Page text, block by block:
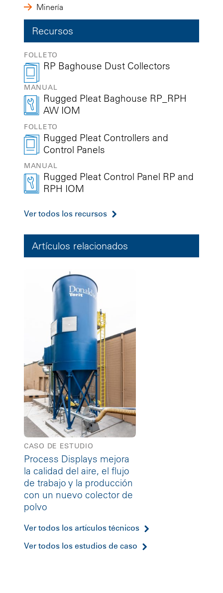
Minería
Recursos
FOLLETO
RP Baghouse Dust Collectors
MANUAL
Rugged Pleat Baghouse RP_RPH
AW IOM
FOLLETO
Rugged Pleat Controllers and
Control Panels
MANUAL
Rugged Pleat Control Panel RP and
RPH IOM
Ver todos los recursos
Artículos relacionados
CASO DE ESTUDIO
Process Displays mejora
la calidad del aire, el flujo
de trabajo y la producción
con un nuevo colector de
polvo
Ver todos los artículos técnicos
Ver todos los estudios de caso